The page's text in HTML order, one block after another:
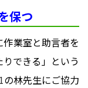
保つ
業室と助言者を
できる」という
の林先生にご協力